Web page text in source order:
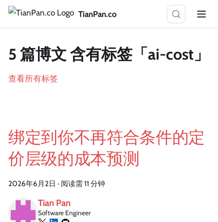
TianPan.co
5 篇博文 含有标签「ai-cost」
查看所有标签
绑定到你不再符合条件的定
价层级的成本预测
2026年6月2日 · 阅读需 11 分钟
Tian Pan
Software Engineer